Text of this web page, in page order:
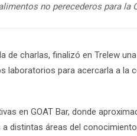
no perecederos para la
de charlas, finalizó en Trelew
laboratorios para acercarla a la
en GOAT Bar, donde
distintas áreas del